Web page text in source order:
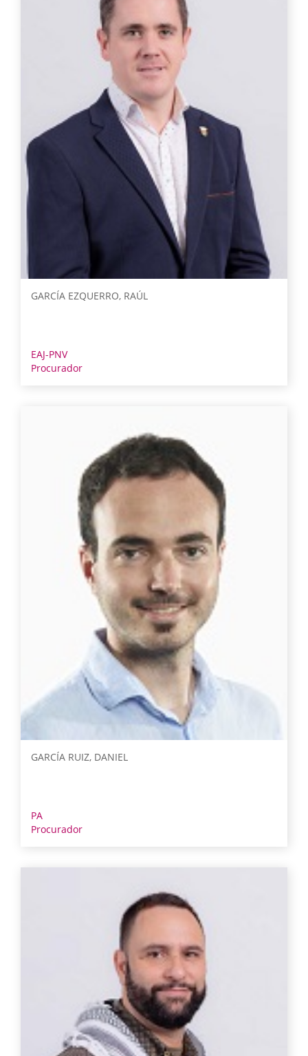
GARCÍA EZQUERRO, RAÚL
EAJ-PNV
Procurador
GARCÍA RUIZ, DANIEL
PA
Procurador